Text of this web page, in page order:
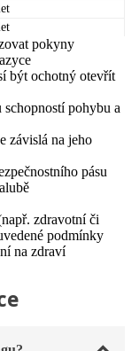
pokyny
být ochotný otevřít
pohybu a
závislá na jeho
pásu
zdravotní či
podmínky
na zdraví